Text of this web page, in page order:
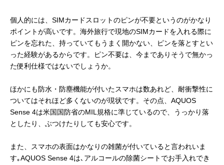
個人的には、SIMカードスロットのピンが不要というのがかなり
ポイントが高いです。海外旅行で現地のSIMカードを入れる際に
ピンを忘れた、持っていてもうまく開かない、ピンを落とすとい
った経験があるからです。ピン不要は、今までありそうで無かっ
た便利仕様ではないでしょうか。
ほかにも防水・防塵機能が付いたスマホは数あれど、耐衝撃性に
ついてはそれほど多くないのが現状です。その点、AQUOS
Sense 4は米国国防省のMIL規格に準じているので、うっかり落
としたり、ぶつけたりしても安心です。
また、スマホの表面はかなりの雑菌が付いていると言われいま
す｡AQUOS Sense 4は､アルコールの除菌シートでお手入れでき